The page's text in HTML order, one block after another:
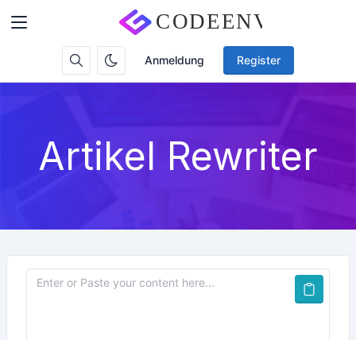
Anmeldung Register
Artikel Rewriter